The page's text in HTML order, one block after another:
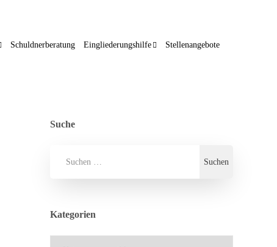
Schuldnerberatung Eingliederungshilfe Stellenangebote
Suche
Kategorien